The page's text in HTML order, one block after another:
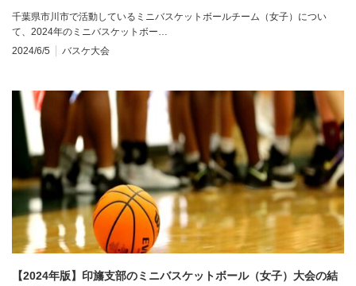
千葉県市川市で活動しているミニバスケットボールチーム（女子）につい
て、2024年のミニバスケットボー…
2024/6/5
バスケ大会
【2024年版】印旛支部のミニバスケットボール（女子）大会の結